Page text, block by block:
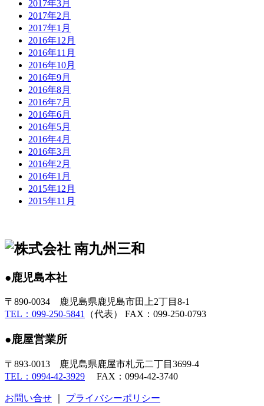
2017年3月
2017年2月
2017年1月
2016年12月
2016年11月
2016年10月
2016年9月
2016年8月
2016年7月
2016年6月
2016年5月
2016年4月
2016年3月
2016年2月
2016年1月
2015年12月
2015年11月
●鹿児島本社
〒890-0034 鹿児島県鹿児島市田上2丁目8-1
TEL：099-250-5841
（代表） FAX：099-250-0793
●鹿屋営業所
〒893-0013 鹿児島県鹿屋市札元二丁目3699-4
TEL：0994-42-3929 FAX：0994-42-3740
お問い合せ プライバシーポリシー